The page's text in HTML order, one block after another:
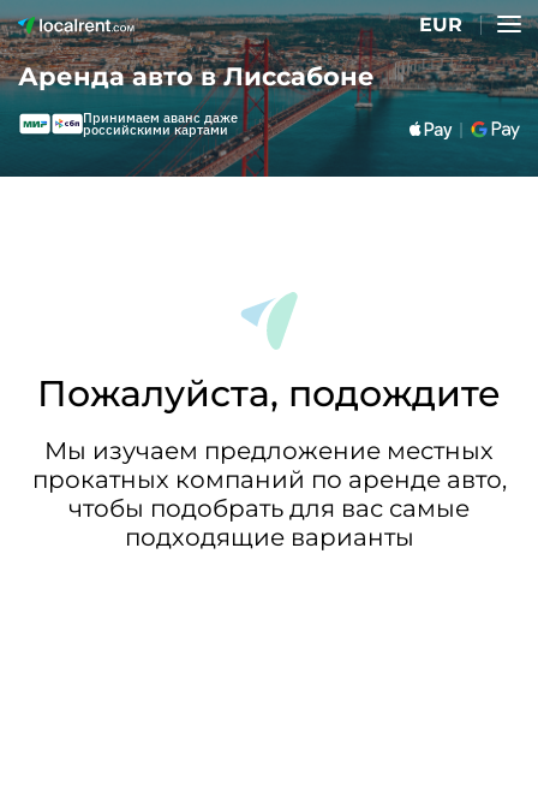
EUR
Аренда авто в Лиссабоне
Принимаем аванс даже
российскими картами
Пожалуйста, подождите
Мы изучаем предложение местных
прокатных компаний по аренде авто,
чтобы подобрать для вас самые
подходящие варианты